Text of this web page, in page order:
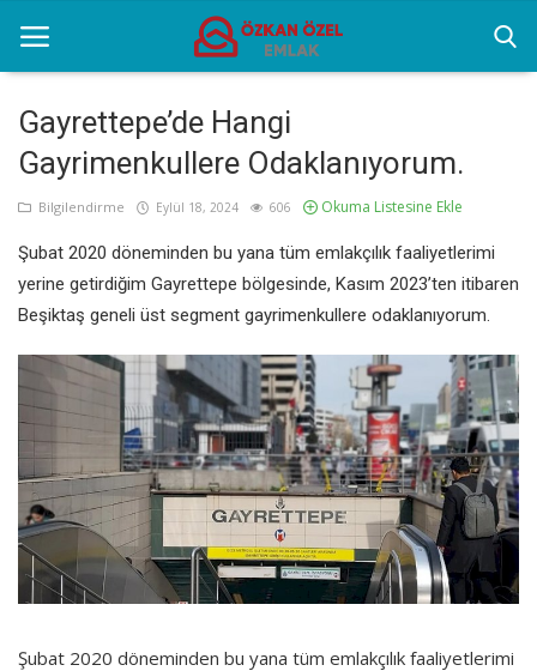
Anasayfa
Popüler Yerler
Gayrettepe Projeler
Genel
Galeri
İletişim
Türkçe
Gayrettepe’de Hangi
Gayrimenkullere Odaklanıyorum.
Bilgilendirme Eylül 18, 2024 606 Okuma Listesine Ekle
Şubat 2020 döneminden bu yana tüm emlakçılık faaliyetlerimi
yerine getirdiğim Gayrettepe bölgesinde, Kasım 2023’ten itibaren
Beşiktaş geneli üst segment gayrimenkullere odaklanıyorum.
Şubat 2020 döneminden bu yana tüm emlakçılık faaliyetlerimi